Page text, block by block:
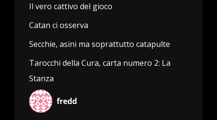
Il vero cattivo del gioco
Catan ci osserva
Secchie, asini ma soprattutto catapulte
Tarocchi della Cura, carta numero 2: La
Stanza
fredd